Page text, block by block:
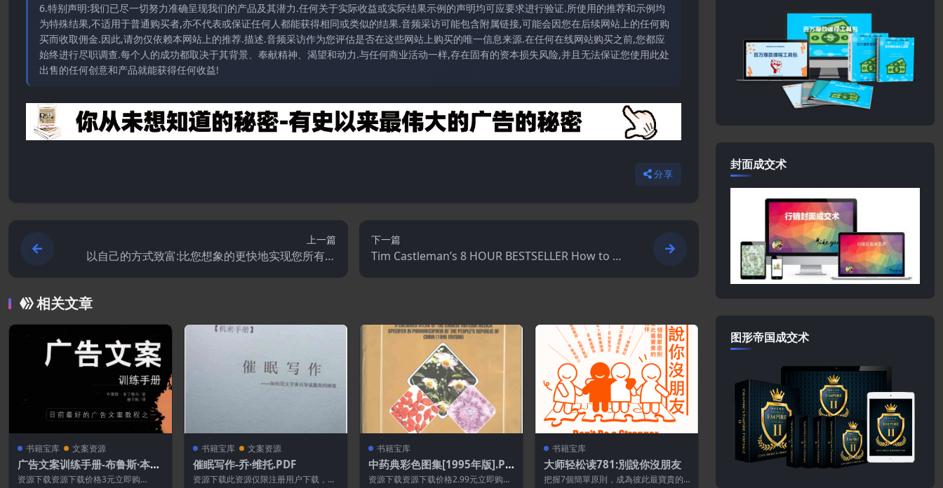
6.特别声明:我们已尽一切努力准确呈现我们的产品及其潜力.任何关于实际收益或实际结果示例的声明均可应要求进行验证.所使用的推荐和示例均
为特殊结果,不适用于普通购买者,亦不代表或保证任何人都能获得相同或类似的结果.音频采访可能包含附属链接,可能会因您在后续网站上的任何购
买而收取佣金.因此,请勿仅依赖本网站上的推荐.描述.音频采访作为您评估是否在这些网站上购买的唯一信息来源.在任何在线网站购买之前,您都应
始终进行尽职调查.每个人的成功都取决于其背景、奉献精神、渴望和动力.与任何商业活动一样,存在固有的资本损失风险,并且无法保证您使用此处
出售的任何创意和产品就能获得任何收益!
分享
上一篇
以自己的方式致富:比您想象的更快地实现您所有的
财务目标-博恩.崔西[英语]
下一篇
Tim Castleman’s 8 HOUR BESTSELLER How to Wri
te Your Bestselling Book In Record Time
相关文章
书籍宝库 文案资源
广告文案训练手册-布鲁斯·本丁
格尔.PDF
资源下载资源下载价格3元立即购
书籍宝库 文案资源
催眠写作-乔·维托.PDF
资源下载此资源仅限注册用户下载，请
书籍宝库
中药典彩色图集[1995年版].PD
F
资源下载资源下载价格2.99元立即购
书籍宝库
大师轻松读781:別說你沒朋友
把握7個簡單原則，成為彼此最寶貴的
封面成交术
图形帝国成交术